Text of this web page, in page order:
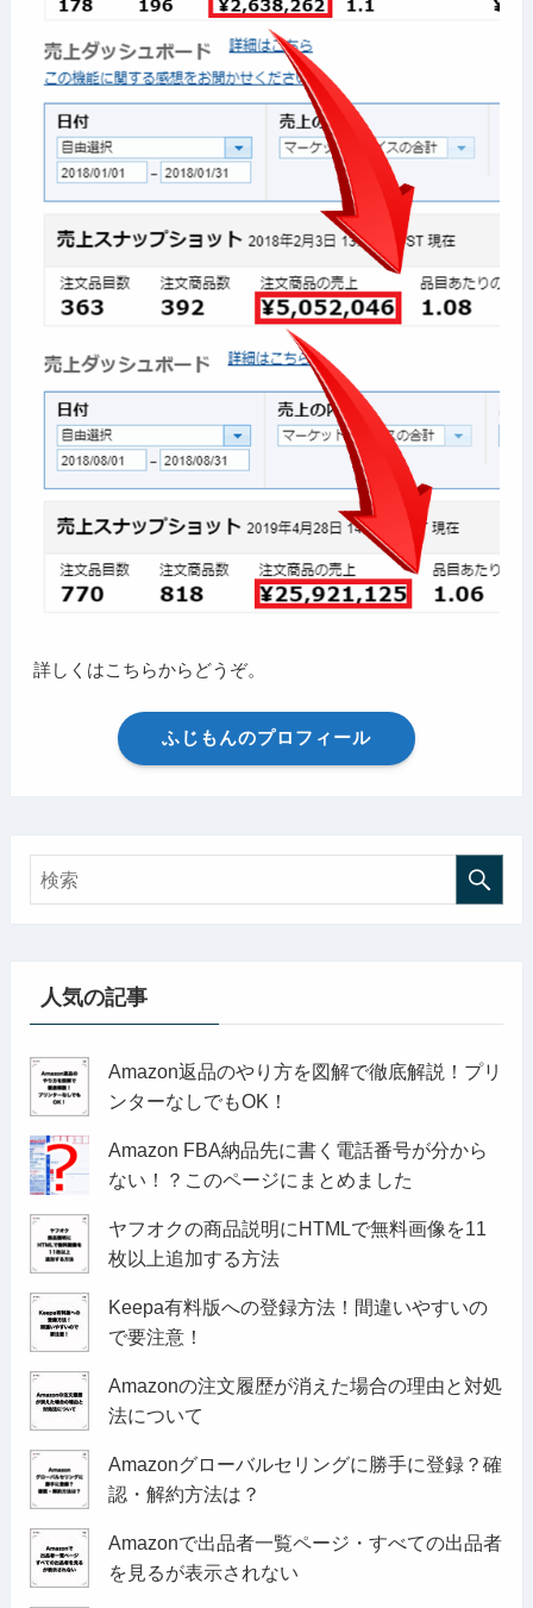
詳しくはこちらからどうぞ。
ふじもんのプロフィール
人気の記事
Amazon返品のやり方を図解で徹底解説！プリ
ンターなしでもOK！
Amazon FBA納品先に書く電話番号が分から
ない！？このページにまとめました
ヤフオクの商品説明にHTMLで無料画像を11
枚以上追加する方法
Keepa有料版への登録方法！間違いやすいの
で要注意！
Amazonの注文履歴が消えた場合の理由と対処
法について
Amazonグローバルセリングに勝手に登録？確
認・解約方法は？
Amazonで出品者一覧ページ・すべての出品者
を見るが表示されない